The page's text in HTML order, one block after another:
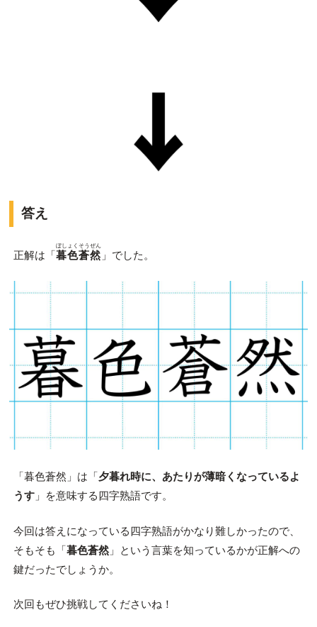
答え
正解は「暮色蒼然
ぼしょくそうぜん
」でした。
「暮色蒼然」は「夕暮れ時に、あたりが薄暗くなっているよ
うす」を意味する四字熟語です。
今回は答えになっている四字熟語がかなり難しかったので、
そもそも「暮色蒼然」という言葉を知っているかが正解への
鍵だったでしょうか。
次回もぜひ挑戦してくださいね！